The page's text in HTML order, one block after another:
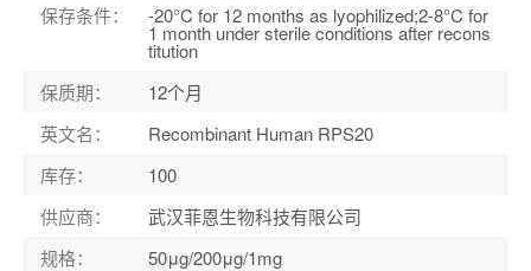
保存条件： -20°C for 12 months as lyophilized;2-8°C for
1 month under sterile conditions after recons
titution
保质期：
12个月
英文名：
Recombinant Human RPS20
库存：
100
供应商：
武汉菲恩生物科技有限公司
规格： 50μg/200μg/1mg